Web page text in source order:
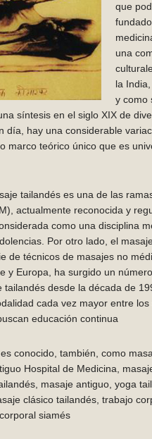
que
una
la
y como
síntesis en el siglo XIX de
día, hay una considerable
marco teórico único que es
tailandés es una de las
actualmente reconocida y
como una disciplina
Por otro lado, el
de técnicos de masajes no
y Europa, ha surgido un
tailandés desde la década de
cada vez mayor entre
educación continua
conocido, también, como
Hospital de Medicina,
masaje antiguo, yoga
clásico tailandés, trabajo
siamés